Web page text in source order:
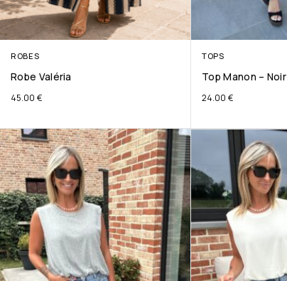
ROBES
Robe Valéria
45.00 €
TOPS
Top Manon – Noir
24.00 €